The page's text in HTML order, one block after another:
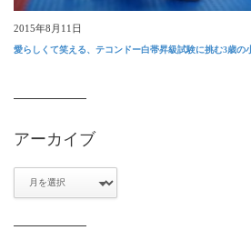
2015年8月11日
愛らしくて笑える、テコンドー白帯昇級試験に挑む3歳の
アーカイブ